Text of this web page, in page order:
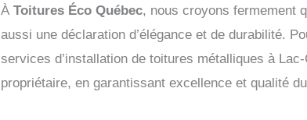
ÀToitures Éco Québec, nous croyons fermement
aussi une déclaration d’élégance et de durabilité.
services d’installation de toitures métalliques à
propriétaire, en garantissant excellence et qualité